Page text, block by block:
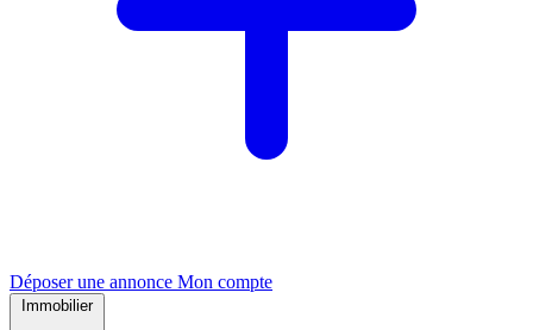
Déposer une annonce Mon compte
Immobilier